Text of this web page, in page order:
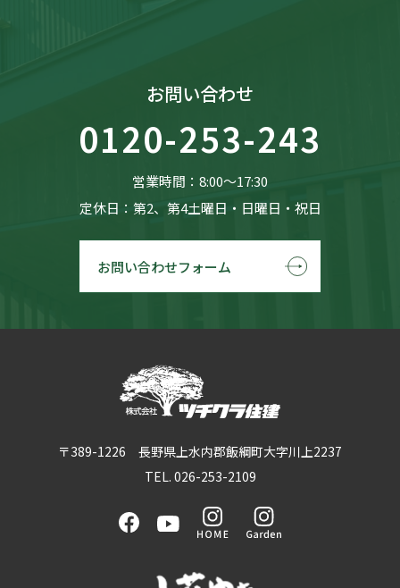
お問い合わせ
0120-253-243
営業時間：8:00〜17:30
定休日：第2、第4土曜日・日曜日・祝日
お問い合わせフォーム
〒389-1226 長野県上水内郡飯綱町大字川上2237
TEL. 026-253-2109